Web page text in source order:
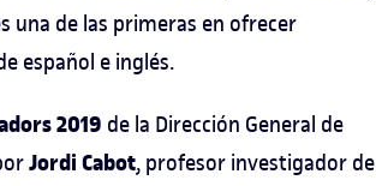
una de las primeras en ofrecer
español e inglés.
2019 de la Dirección General de
Jordi Cabot, profesor investigador de